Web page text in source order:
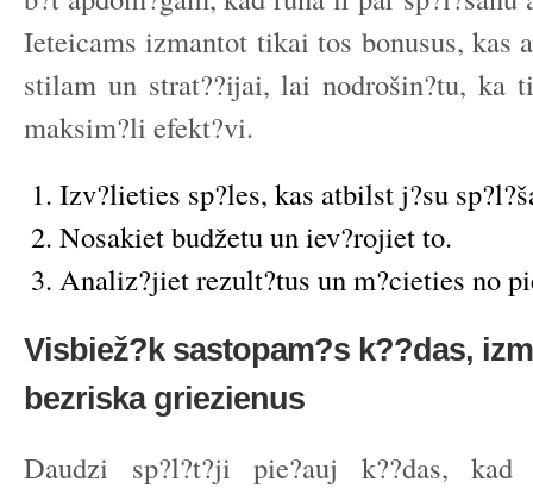
Ieteicams izmantot tikai tos bonusus, kas
stilam un strat??ijai, lai nodrošin?tu, ka
maksim?li efekt?vi.
Izv?lieties sp?les, kas atbilst j?su
Nosakiet budžetu un iev?rojiet to.
Analiz?jiet rezult?tus un m?cieties no
Visbiež?k sastopam?s k??das,
bezriska griezienus
Daudzi sp?l?t?ji pie?auj k??das, kad